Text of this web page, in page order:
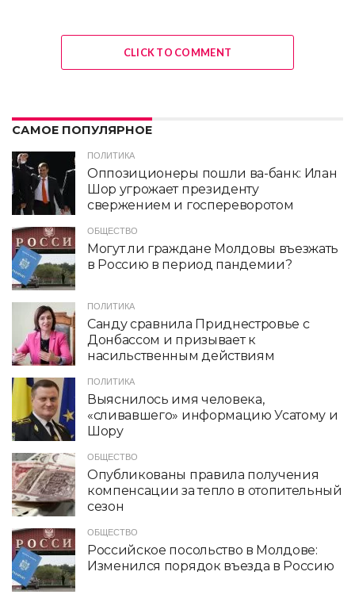
CLICK TO COMMENT
САМОЕ ПОПУЛЯРНОЕ
ПОЛИТИКА
Оппозиционеры пошли ва-банк: Илан
Шор угрожает президенту
свержением и госпереворотом
ОБЩЕСТВО
Могут ли граждане Молдовы въезжать
в Россию в период пандемии?
ПОЛИТИКА
Санду сравнила Приднестровье с
Донбассом и призывает к
насильственным действиям
ПОЛИТИКА
Выяснилось имя человека,
«сливавшего» информацию Усатому и
Шору
ОБЩЕСТВО
Опубликованы правила получения
компенсации за тепло в отопительный
сезон
ОБЩЕСТВО
Российское посольство в Молдове:
Изменился порядок въезда в Россию